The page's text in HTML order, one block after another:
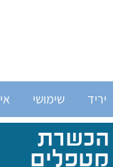
יריד שימושי